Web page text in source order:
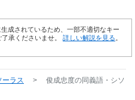
成されているため、一部不適切なキー
承くださいませ。 詳しい解説を見る
ーラス > 俊成忠度の同義語・シソ